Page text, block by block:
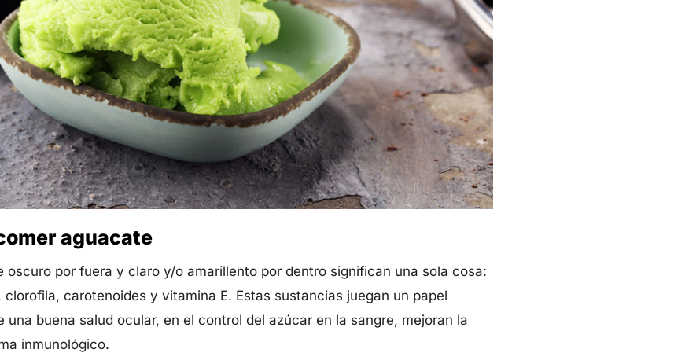
aguacate
oscuro por fuera y claro y/o amarillento por dentro significan una sola cosa:
carotenoides y vitamina E. Estas sustancias juegan un papel
buena salud ocular, en el control del azúcar en la sangre, mejoran la
inmunológico.